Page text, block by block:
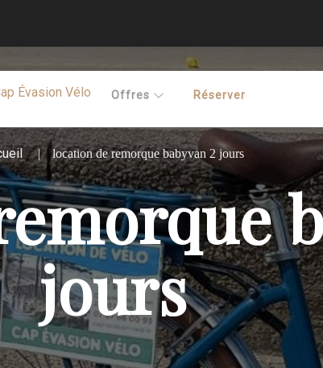
Offres Réserver
location de remorque babyvan 2 jours
jours